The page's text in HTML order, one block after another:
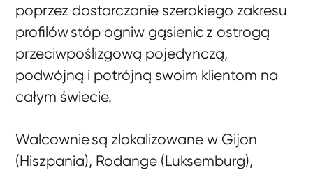
poprzez dostarczanie szerokiego zakresu
profilów stóp ogniw gąsienic z ostrogą
przeciwpoślizgową pojedynczą,
podwójną i potrójną swoim klientom na
całym świecie.
Walcownie są zlokalizowane w Gijon
(Hiszpania), Rodange (Luksemburg),